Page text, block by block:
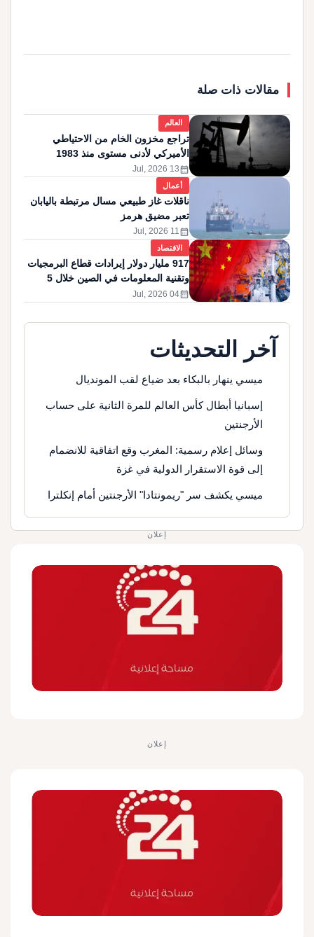
مقالات ذات صلة
العالم
تراجع مخزون الخام من الاحتياطي
الأميركي لأدنى مستوى منذ 1983
calendar_month
13 Jul, 2026
أعمال
ناقلات غاز طبيعي مسال مرتبطة باليابان
تعبر مضيق هرمز
calendar_month
11 Jul, 2026
الاقتصاد
917 مليار دولار إيرادات قطاع البرمجيات
وتقنية المعلومات في الصين خلال 5
أشهر
calendar_month
04 Jul, 2026
آخر التحديثات
ميسي ينهار بالبكاء بعد ضياع لقب المونديال
إسبانيا أبطال كأس العالم للمرة الثانية على حساب
الأرجنتين
وسائل إعلام رسمية: المغرب وقع اتفاقية للانضمام
إلى قوة الاستقرار الدولية في غزة
ميسي يكشف سر "ريمونتادا" الأرجنتين أمام إنكلترا
إعلان
إعلان